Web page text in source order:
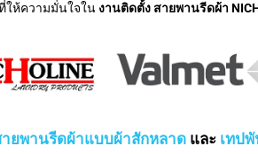
ห้ความมั่นใจใน งานติดตั้ง สายพานรีดผ้า
ายพานรีดผ้าแบบผ้าสักหลาด และ เทป